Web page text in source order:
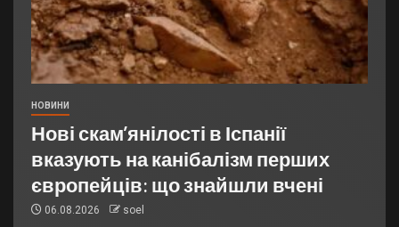
НОВИНИ
Нові скам’янілості в Іспанії
вказують на канібалізм перших
європейців: що знайшли вчені
06.08.2026 soel